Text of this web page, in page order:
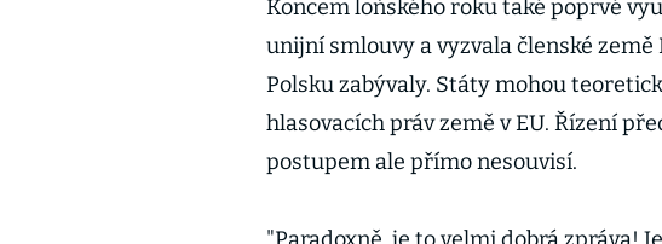
Koncem loňského roku také poprvé
unijní smlouvy a vyzvala členské země
Polsku zabývaly. Státy mohou
hlasovacích práv země v EU. Řízení
postupem ale přímo nesouvisí.